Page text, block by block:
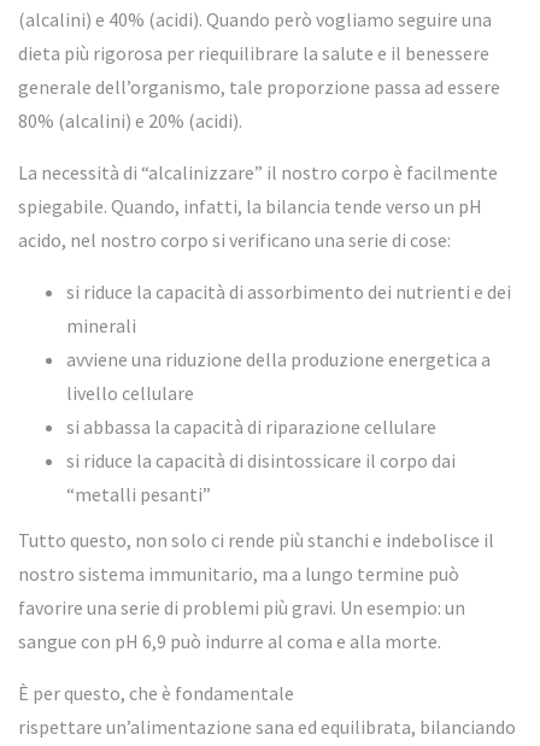
(alcalini) e 40% (acidi). Quando però vogliamo seguire una
dieta più rigorosa per riequilibrare la salute e il benessere
generale dell’organismo, tale proporzione passa ad essere
80% (alcalini) e 20% (acidi).
La necessità di “alcalinizzare” il nostro corpo è facilmente
spiegabile. Quando, infatti, la bilancia tende verso un pH
acido, nel nostro corpo si verificano una serie di cose:
si riduce la capacità di assorbimento dei nutrienti e dei
minerali
avviene una riduzione della produzione energetica a
livello cellulare
si abbassa la capacità di riparazione cellulare
si riduce la capacità di disintossicare il corpo dai
“metalli pesanti”
Tutto questo, non solo ci rende più stanchi e indebolisce il
nostro sistema immunitario, ma a lungo termine può
favorire una serie di problemi più gravi. Un esempio: un
sangue con pH 6,9 può indurre al coma e alla morte.
È per questo, che è fondamentale
rispettare un’alimentazione sana ed equilibrata, bilanciando